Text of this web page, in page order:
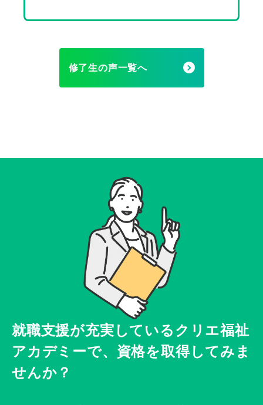
修了生の声一覧へ
就職支援が充実している クリエ福祉
アカデミーで、 資格を取得してみま
せんか？